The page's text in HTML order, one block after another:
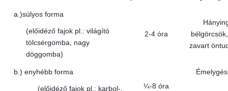
a.)súlyos forma
(előidéző fajok pl.: világító
tölcsérgomba, nagy
döggomba)
2-4 óra
zavart
b.) enyhébb forma
(előidéző fajok pl.: karbol-,
¼-8 óra